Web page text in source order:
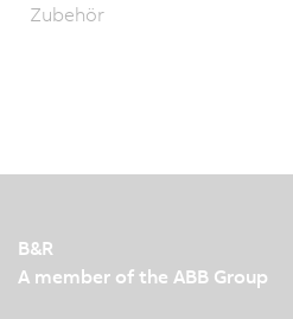
Zubehör
B&R
A member of the ABB Group